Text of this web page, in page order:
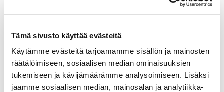
Tämä sivusto käyttää evästeitä
Käytämme evästeitä tarjoamamme sisällön ja mainosten
räätälöimiseen, sosiaalisen median ominaisuuksien
tukemiseen ja kävijämäärämme analysoimiseen. Lisäksi
jaamme sosiaalisen median, mainosalan ja analytiikka-
12.3.2021 VASTUULLISUUS
Pienemmän hiilijalanjäljen
jäljillä – 6Aika ja